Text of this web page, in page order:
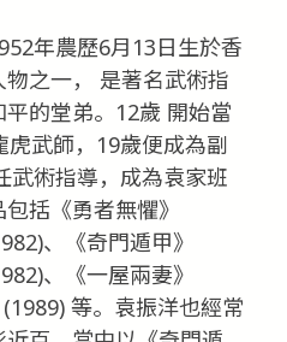
年農歷6月13日生於香
之一， 是著名武術指
的堂弟。12歲 開始當
武師，19歲便成為副
武術指導，成為袁家班
括《勇者無懼》
、《奇門遁甲》
、《一屋兩妻》
等。袁振洋也經常